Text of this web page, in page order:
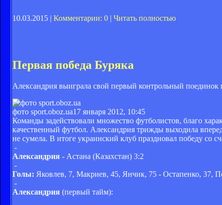
10.03.2015 | Комментарии: 0 | Читать полностью
Первая победа Буряка
Александрия выиграла свой первый контрольный
фото sport.oboz.ua17 января 2012, 10:45
Команды задействовали множество футболистов, благо
качественный футбол. Александрия трижды выходила
не сумела. В итоге украинский клуб праздновал победу со
-
Александрия - Астана (Казахстан) 3:2
-
Голы: Яковлев, 7, Макриев, 45, Янчик, 75 - Остапенко, 37,
-
Александрия (первый тайм):